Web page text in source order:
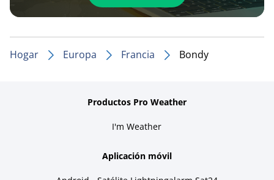
Hogar Europa Francia Bondy
Productos Pro Weather
I'm Weather
Aplicación móvil